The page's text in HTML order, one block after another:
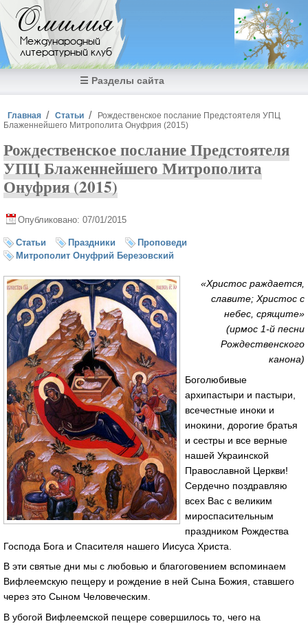
Перейти к основному содержанию
Омилия
Международный
литературный клуб
☰ Разделы сайта
Вы здесь
Главная Статьи
Рождественское послание Предстоятеля УПЦ
Блаженнейшего Митрополита Онуфрия (2015)
Рождественское послание Предстоятеля
УПЦ Блаженнейшего Митрополита
Онуфрия (2015)
Опубликовано: 07/01/2015
Статьи Праздники
Проповеди
Митрополит Онуфрий Березовский
«Христос раждается,
славите; Христос с
небес, срящите»
(ирмос 1-й песни
Рождественского
канона)
Боголюбивые
архипастыри и пастыри,
всечестные иноки и
инокини, дорогие братья
и сестры и все верные
нашей Украинской
Православной Церкви!
Сердечно поздравляю
всех Вас с великим
мироспасительным
праздником Рождества
Господа Бога и Спасителя нашего Иисуса Христа.
В эти святые дни мы с любовью и благоговением вспоминаем
Вифлеемскую пещеру и рождение в ней Сына Божия, ставшего
через это Сыном Человеческим.
В убогой Вифлеемской пещере совершилось то, чего на